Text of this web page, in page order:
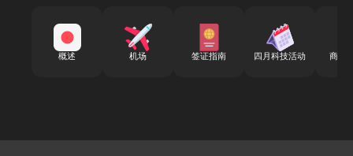
概述 机场 签证指南 四月科技活动 商务